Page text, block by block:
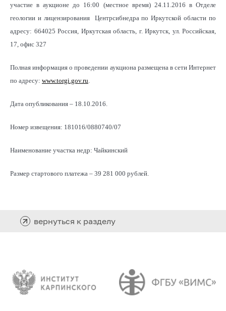
участие в аукционе до 16:00 (местное время) 24.11.2016 в Отделе
геологии и лицензирования Центрсибнедра по Иркутской области по
адресу: 664025 Россия, Иркутская область, г. Иркутск, ул. Российская,
17, офис 327
Полная информация о проведении аукциона размещена в сети Интернет
по адресу: www.torgi.gov.ru
Дата опубликования – 18.10.2016.
Номер извещения: 181016/0880740/07
Наименование участка недр: Чайкинский
Размер стартового платежа – 39 281 000 рублей.
вернуться к разделу